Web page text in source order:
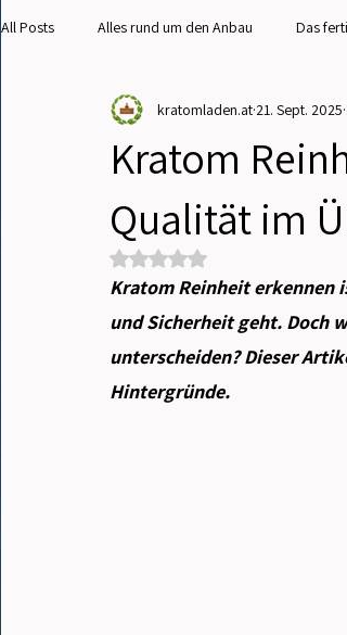
All Posts Alles rund um den Anbau Das
Gesundheit
Kratom
Qualität im
kratomladen.at 21. Sept. 2025
Mit NaN von 5 Sternen bewertet.
Kratom Reinheit erkennen
und Sicherheit geht. Doch
unterscheiden? Dieser
Hintergründe.